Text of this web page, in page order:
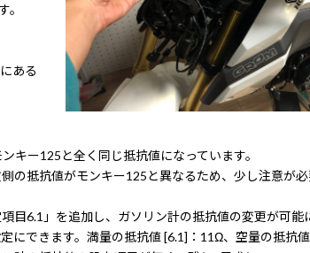
。
ある
キー125と全く同じ抵抗値になっています。
の抵抗値がモンキー125と異なるため、少し注意が必
目6.1」を追加し、ガソリン計の抵抗値の変更が可能
にできます。満量の抵抗値 [6.1]：11Ω、空量の抵抗